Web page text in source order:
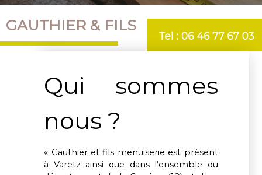
GAUTHIER & FILS
Qui sommes
nous ?
« Gauthier et fils menuiserie est présent
à Varetz ainsi que dans l’ensemble du